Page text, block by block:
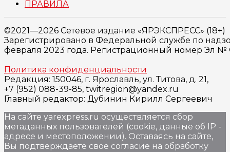
ПРАВИЛА
©2021—2026 Сетевое издание «ЯРЭКСПРЕСС» (18+)
Зарегистрировано в Федеральной службе по
февраля 2023 года. Регистрационный номер Эл №
Политика конфиденциальности
Редакция: 150046, г. Ярославль, ул. Титова, д. 21,
+7 (952) 088-39-85, twitregion@yandex.ru
Главный редактор: Дубинин Кирилл Сергеевич
На сайте yarexpress.ru осуществляется сбор
метаданных пользователей (cookie, данные об IP -
адресе и местоположении). Оставаясь на сайте,
Вы подтверждаете свое согласие на обработку